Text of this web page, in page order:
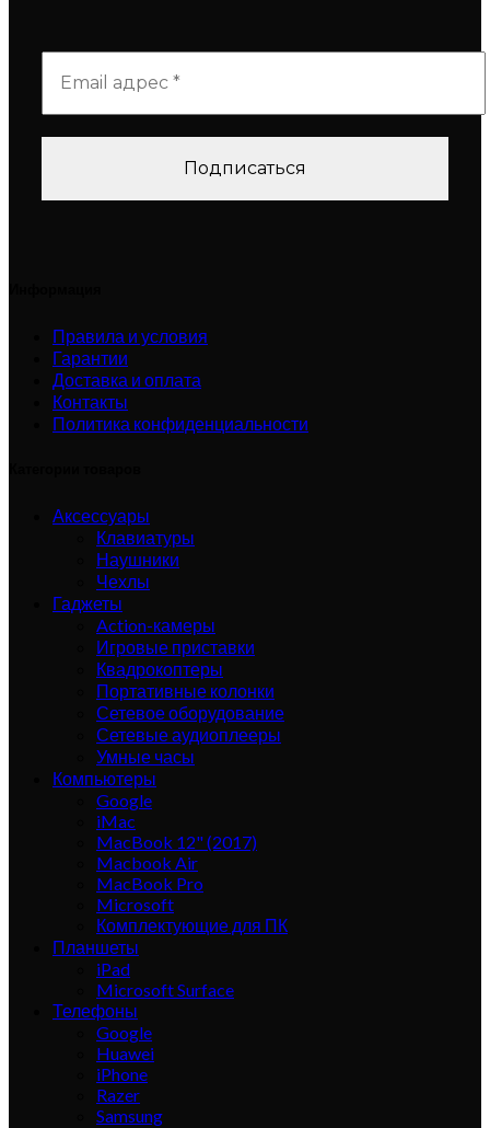
Правила и условия
Гарантии
Доставка и оплата
Контакты
Политика конфиденциальности
Аксессуары
Клавиатуры
Наушники
Чехлы
Гаджеты
Action-камеры
Игровые приставки
Квадрокоптеры
Портативные колонки
Сетевое оборудование
Сетевые аудиоплееры
Умные часы
Компьютеры
Google
iMac
MacBook 12" (2017)
Macbook Air
MacBook Pro
Microsoft
Комплектующие для ПК
Планшеты
iPad
Microsoft Surface
Телефоны
Google
Huawei
iPhone
Razer
Samsung